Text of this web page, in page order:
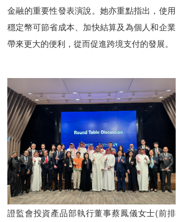
金融的重要性發表演說。她亦重點指出，使用
穩定幣可節省成本、加快結算及為個人和企業
帶來更大的便利，從而促進跨境支付的發展。
證監會投資產品部執行董事蔡鳳儀女士(前排